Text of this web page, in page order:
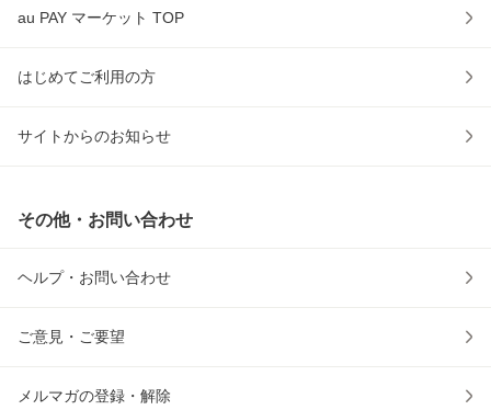
au PAY マーケット TOP
はじめてご利用の方
サイトからのお知らせ
その他・お問い合わせ
ヘルプ・お問い合わせ
ご意見・ご要望
メルマガの登録・解除